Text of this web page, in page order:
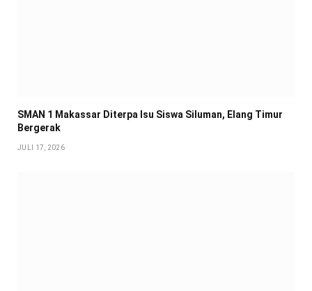
SMAN 1 Makassar Diterpa Isu Siswa Siluman, Elang Timur
Bergerak
JULI 17, 2026